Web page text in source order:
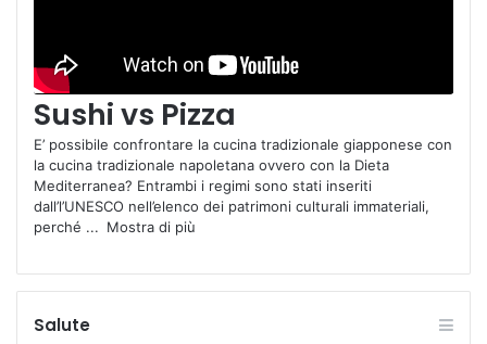
Sushi vs Pizza
E’ possibile confrontare la cucina tradizionale giapponese con
la cucina tradizionale napoletana ovvero con la Dieta
Mediterranea? Entrambi i regimi sono stati inseriti
dall’l’UNESCO nell’elenco dei patrimoni culturali immateriali,
perché ... Mostra di più
Salute